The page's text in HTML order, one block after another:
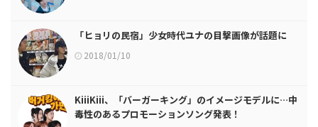
「ヒョリの民宿」少女時代ユナの目撃画像が話題に
2018/01/10
KiiiKiii、「バーガーキング」のイメージモデルに…中
毒性のあるプロモーションソング発表！